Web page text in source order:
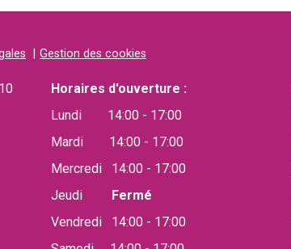
Gestion des cookies
Horaires d'ouverture :
Lundi 14:00 - 17:00
Mardi 14:00 - 17:00
Mercredi 14:00 - 17:00
Jeudi
Fermé
Vendredi 14:00 - 17:00